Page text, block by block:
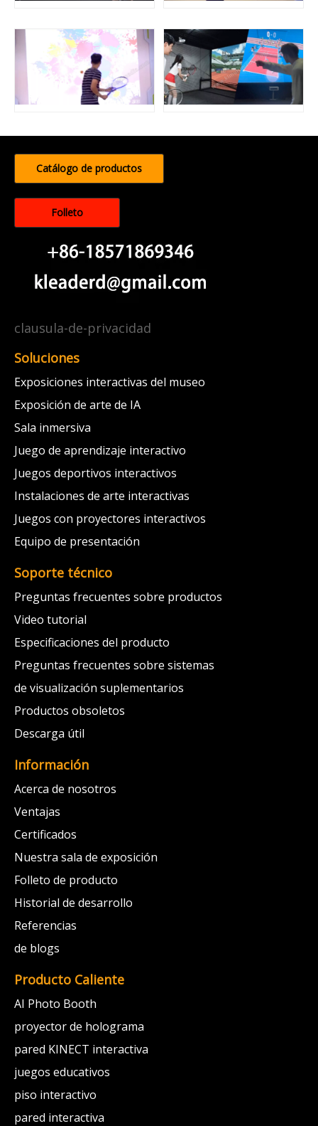
Catálogo de productos
Folleto
clausula-de-privacidad
Soluciones
Exposiciones interactivas del museo
Exposición de arte de IA
Sala inmersiva
Juego de aprendizaje interactivo
Juegos deportivos interactivos
Instalaciones de arte interactivas
Juegos con proyectores interactivos
Equipo de presentación
Soporte técnico
Preguntas frecuentes sobre productos
Video tutorial
Especificaciones del producto
Preguntas frecuentes sobre sistemas
de visualización suplementarios
Productos obsoletos
Descarga útil
Información
Acerca de nosotros
Ventajas
Certificados
Nuestra sala de exposición
Folleto de producto
Historial de desarrollo
Referencias
de blogs
Producto Caliente
AI Photo Booth
proyector de holograma
pared KINECT interactiva
juegos educativos
piso interactivo
pared interactiva